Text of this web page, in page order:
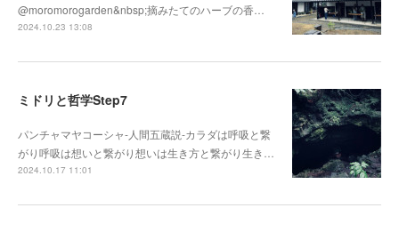
@moromorogarden&nbsp;摘みたてのハーブの香…
2024.10.23 13:08
ミドリと哲学Step7
パンチャマヤコーシャ-人間五蔵説-カラダは呼吸と繋
がり呼吸は想いと繋がり想いは生き方と繋がり生き…
2024.10.17 11:01